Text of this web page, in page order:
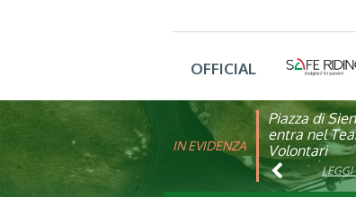
OFFICIAL
IN EVIDENZA
Piazza di
entra nel
Volontari
LEGGI
FISE: aperta
affiliazione
LEGGI